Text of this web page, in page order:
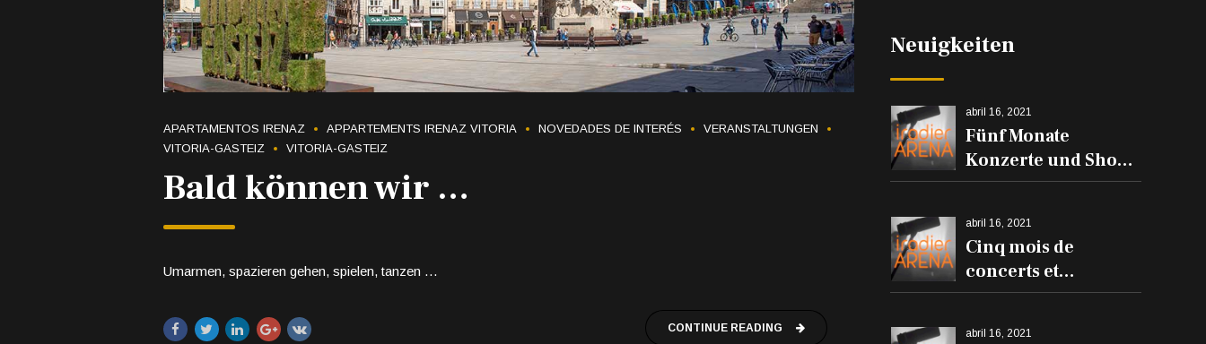
APARTAMENTOS IRENAZ APPARTEMENTS IRENAZ VITORIA NOVEDADES DE INTERÉS
VERANSTALTUNGEN
VITORIA-GASTEIZ
VITORIA-GASTEIZ
Bald können wir …
Umarmen, spazieren gehen, spielen, tanzen …
CONTINUE READING
erklingen
Neuigkeiten
abril 16, 2021
Fünf Monate
Konzerte und Shows
in der Iradier Arena
abril 16, 2021
Cinq mois de
concerts et
spectacles à l'Iradier
abril 16, 2021